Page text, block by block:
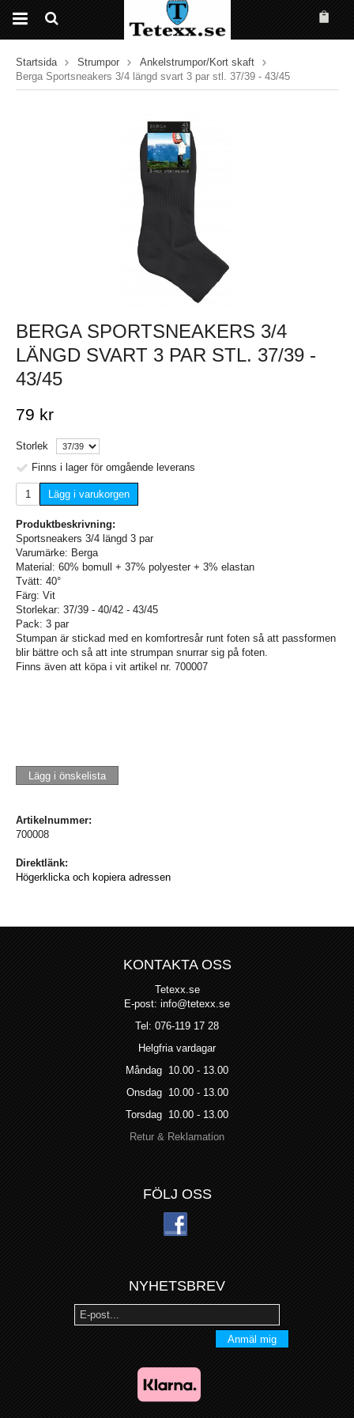
Startsida Strumpor
Ankelstrumpor/Kort skaft
Berga Sportsneakers 3/4 längd svart 3 par stl. 37/39 - 43/45
BERGA SPORTSNEAKERS 3/4
LÄNGD SVART 3 PAR STL. 37/39 -
43/45
79 kr
Storlek
Finns i lager för omgående leverans
Lägg i varukorgen
Produktbeskrivning:
Sportsneakers 3/4 längd 3 par
Varumärke: Berga
Material: 60% bomull + 37% polyester + 3% elastan
Tvätt: 40°
Färg: Vit
Storlekar: 37/39 - 40/42 - 43/45
Pack: 3 par
Stumpan är stickad med en komfortresår runt foten så att passformen
blir bättre och så att inte strumpan snurrar sig på foten.
Finns även att köpa i vit artikel nr. 700007
Lägg i önskelista
Artikelnummer:
700008
Direktlänk:
Högerklicka och kopiera adressen
KONTAKTA OSS
Tetexx.se
E-post: info@tetexx.se
Tel: 076-119 17 28
Helgfria vardagar
Måndag 10.00 - 13.00
Onsdag 10.00 - 13.00
Torsdag 10.00 - 13.00
Retur & Reklamation
FÖLJ OSS
NYHETSBREV
Anmäl mig